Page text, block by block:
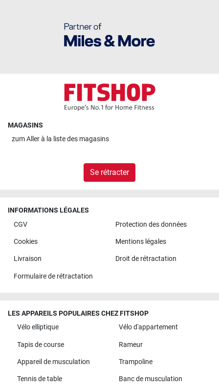
MAGASINS
zumAller à la liste des magasins
Se rétracter
INFORMATIONS LÉGALES
CGV
Protection des données
Cookies Mentions légales
Livraison Droit de rétractation
Formulaire de rétractation
LES APPAREILS POPULAIRES CHEZ FITSHOP
Vélo elliptique
Vélo d'appartement
Tapis de course Rameur
Appareil de musculation Trampoline
Tennis de table Banc de musculation